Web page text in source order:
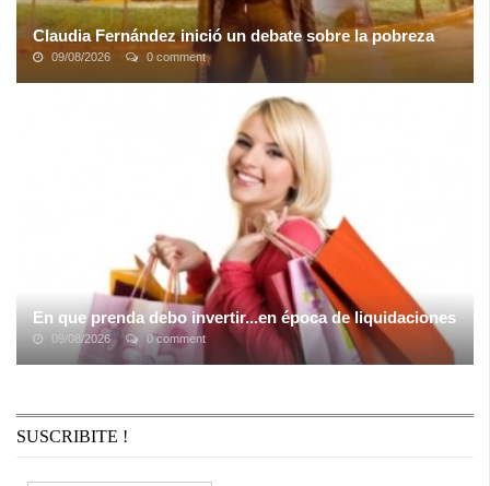
Claudia Fernández inició un debate sobre la pobreza
09/08/2026 0 comment
Washington "Turco" Abdala compartió una foto que despertó la
polémica. El exlegislador usó Twitter para subir una imagen de un
En que prenda debo invertir...en época de liquidaciones
09/08/2026 0 comment
EN QUE PRENDA DEBO INVERTIR....En época de
SUSCRIBITE !